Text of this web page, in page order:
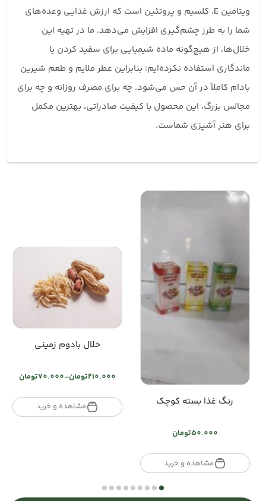
ویتامین E، کلسیم و پروتئین است که ارزش غذایی وعده‌های
شما را به طرز چشم‌گیری افزایش می‌دهد. ما در تهیه این
خلال‌ها، از هیچ‌گونه ماده شیمیایی برای سفید کردن یا
ماندگاری استفاده نکرده‌ایم؛ بنابراین عطر ملایم و طعم شیرین
بادام کاملاً در آن حس می‌شود. چه برای مصرف روزانه و چه برای
مجالس بزرگ، این محصول با کیفیت صادراتی، بهترین مکمل
برای هنر آشپزی شماست.
رنگ غذا بسته کوچک
تومان50.000
مشاهده و خرید
خلال بادوم زمینی
تومان210.000
– تومان70.000
Price
تومان70.000
through
مشاهده و خرید